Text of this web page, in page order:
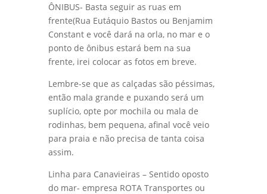
ÔNIBUS- Basta seguir as ruas em
frente(Rua Eutáquio Bastos ou Benjamim
Constant e você dará na orla, no mar e o
ponto de ônibus estará bem na sua
frente, irei colocar as fotos em breve.
Lembre-se que as calçadas são péssimas,
então mala grande e puxando será um
suplício, opte por mochila ou mala de
rodinhas, bem pequena, afinal você veio
para praia e não precisa de tanta coisa
assim.
Linha para Canavieiras – Sentido oposto
do mar- empresa ROTA Transportes ou